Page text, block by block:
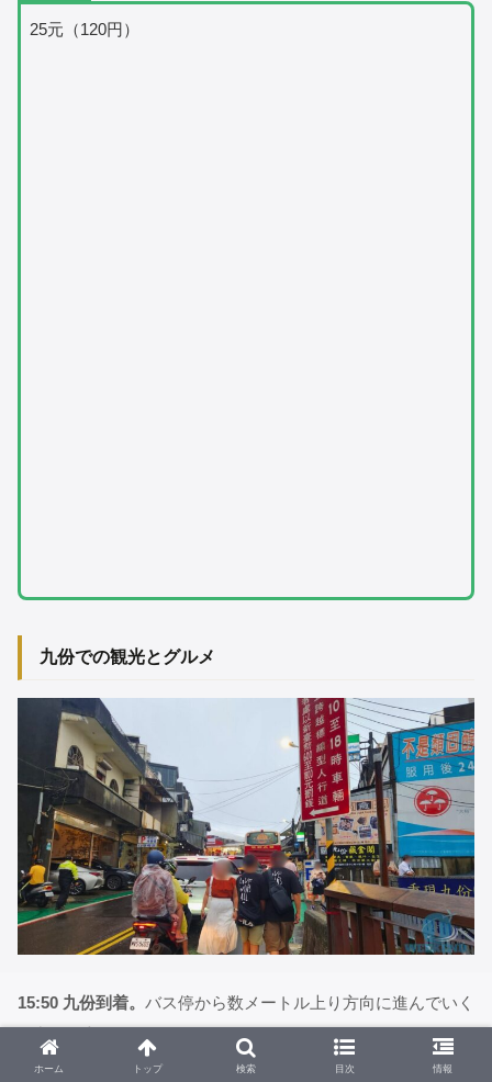
25元（120円）
九份での観光とグルメ
15:50 九份到着。 バス停から数メートル上り方向に進んでいく
ホーム トップ 検索 目次 情報